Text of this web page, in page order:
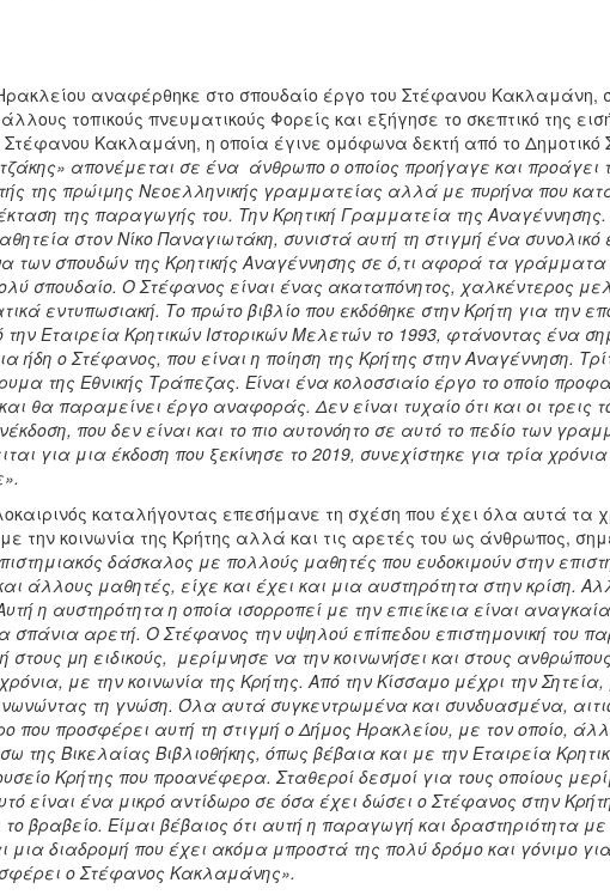
αναφέρθηκε στο σπουδαίο έργο του Στέφανου Κακλαμάνη,
τοπικούς πνευματικούς Φορείς και εξήγησε το σκεπτικό της
Στέφανου Κακλαμάνη, η οποία έγινε ομόφωνα δεκτή από το Δημοτικό
απονέμεται σε ένα άνθρωπο ο οποίος προήγαγε και
της πρώιμης Νεοελληνικής γραμματείας αλλά με πυρήνα που
της παραγωγής του. Την Κρητική Γραμματεία της Αναγέννησης.
στον Νίκο Παναγιωτάκη, συνιστά αυτή τη στιγμή ένα
των σπουδών της Κρητικής Αναγέννησης σε ό,τι αφορά τα γράμματα
σπουδαίο. Ο Στέφανος είναι ένας ακαταπόνητος, χαλκέντερος
εντυπωσιακή. Το πρώτο βιβλίο που εκδόθηκε στην Κρήτη για την
Εταιρεία Κρητικών Ιστορικών Μελετών το 1993, φτάνοντας ένα
ήδη ο Στέφανος, που είναι η ποίηση της Κρήτης στην Αναγέννηση.
της Εθνικής Τράπεζας. Είναι ένα κολοσσιαίο έργο το οποίο
θα παραμείνει έργο αναφοράς. Δεν είναι τυχαίο ότι και οι
που δεν είναι και το πιο αυτονόητο σε αυτό το πεδίο των
για μια έκδοση που ξεκίνησε το 2019, συνεχίστηκε για τρία
καταλήγοντας επεσήμανε τη σχέση που έχει όλα αυτά τα
την κοινωνία της Κρήτης αλλά και τις αρετές του ως άνθρωπος,
δάσκαλος με πολλούς μαθητές που ευδοκιμούν στην
άλλους μαθητές, είχε και έχει και μια αυστηρότητα στην κρίση.
η αυστηρότητα η οποία ισορροπεί με την επιείκεια είναι
σπάνια αρετή. Ο Στέφανος την υψηλού επίπεδου επιστημονική του
στους μη ειδικούς, μερίμνησε να την κοινωνήσει και στους
με την κοινωνία της Κρήτης. Από την Κίσσαμο μέχρι την Σητεία,
τη γνώση. Όλα αυτά συγκεντρωμένα και συνδυασμένα,
που προσφέρει αυτή τη στιγμή ο Δήμος Ηρακλείου, με τον οποίο,
της Βικελαίας Βιβλιοθήκης, όπως βέβαια και με την Εταιρεία
Κρήτης που προανέφερα. Σταθεροί δεσμοί για τους οποίους
είναι ένα μικρό αντίδωρο σε όσα έχει δώσει ο Στέφανος στην
βραβείο. Είμαι βέβαιος ότι αυτή η παραγωγή και δραστηριότητα με
μια διαδρομή που έχει ακόμα μπροστά της πολύ δρόμο και γόνιμο
ο Στέφανος Κακλαμάνης».